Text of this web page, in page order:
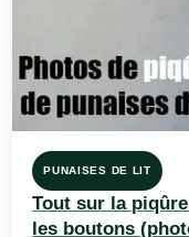
PUNAISES DE LIT
Tout sur la
les boutons